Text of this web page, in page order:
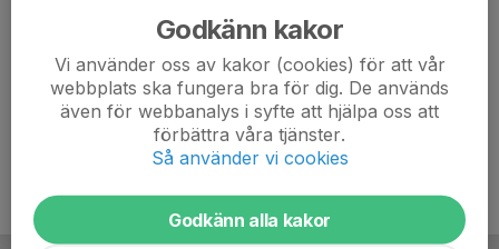
Godkänn kakor
Vi använder oss av kakor (cookies) för att vår
webbplats ska fungera bra för dig. De används
även för webbanalys i syfte att hjälpa oss att
förbättra våra tjänster.
Så använder vi cookies
Godkänn alla kakor